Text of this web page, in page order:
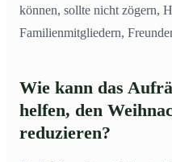
können, sollte nicht zögern,
Familienmitgliedern,
Wie kann das
helfen, den
reduzieren?